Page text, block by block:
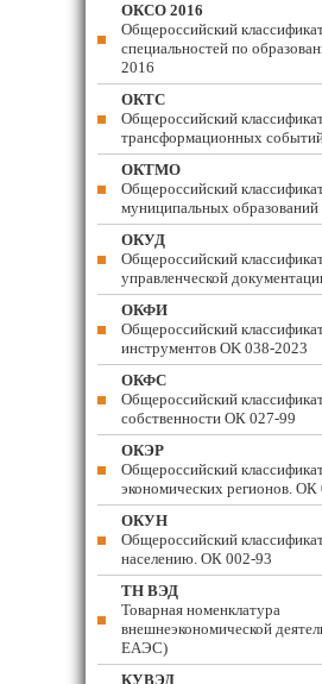
ОКСО 2016
Общероссийский
специальностей по
2016
ОКТС
Общероссийский
трансформационных
ОКТМО
Общероссийский
муниципальных
ОКУД
Общероссийский
управленческой
ОКФИ
Общероссийский
инструментов OK 038-2023
ОКФС
Общероссийский
собственности ОК 027-99
ОКЭР
Общероссийский
экономических регионов. ОК
ОКУН
Общероссийский
населению. ОК 002-93
ТН ВЭД
Товарная номенклатура
внешнеэкономической
ЕАЭС)
КУВЭД